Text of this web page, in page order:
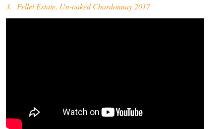
3. Pellet Estate, Un-oaked Chardonnay 2017